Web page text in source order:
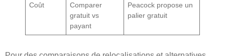
Coût
Comparer
gratuit vs
payant
Peacock propose un
palier gratuit